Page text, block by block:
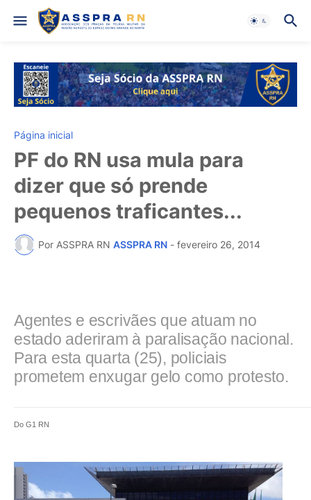
Página inicial
PF do RN usa mula para
dizer que só prende
pequenos traficantes...
Por ASSPRA RN ASSPRA RN - fevereiro 26, 2014
Agentes e escrivães que atuam no
estado aderiram à paralisação nacional.
Para esta quarta (25), policiais
prometem enxugar gelo como protesto.
Do G1 RN